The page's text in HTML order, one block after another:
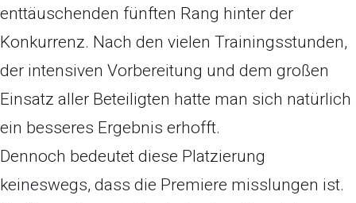
enttäuschenden fünften Rang hinter der
Konkurrenz. Nach den vielen Trainingsstunden,
der intensiven Vorbereitung und dem großen
Einsatz aller Beteiligten hatte man sich natürlich
ein besseres Ergebnis erhofft.
Dennoch bedeutet diese Platzierung
keineswegs, dass die Premiere misslungen ist.